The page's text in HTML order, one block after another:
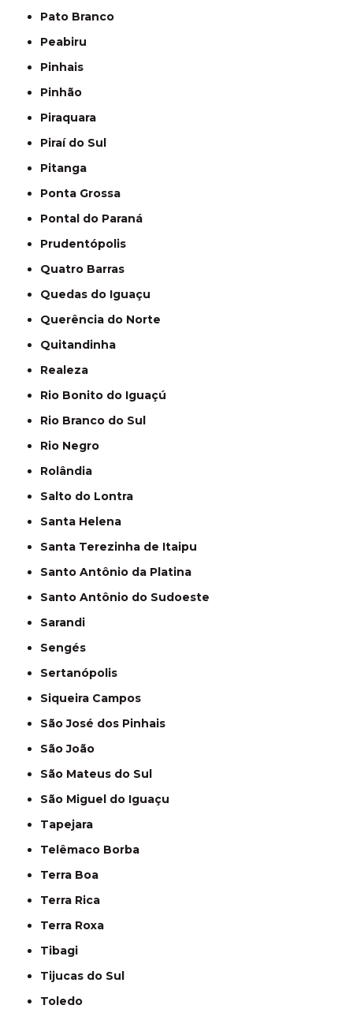
Pato Branco
Peabiru
Pinhais
Pinhão
Piraquara
Piraí do Sul
Pitanga
Ponta Grossa
Pontal do Paraná
Prudentópolis
Quatro Barras
Quedas do Iguaçu
Querência do Norte
Quitandinha
Realeza
Rio Bonito do Iguaçú
Rio Branco do Sul
Rio Negro
Rolândia
Salto do Lontra
Santa Helena
Santa Terezinha de Itaipu
Santo Antônio da Platina
Santo Antônio do Sudoeste
Sarandi
Sengés
Sertanópolis
Siqueira Campos
São José dos Pinhais
São João
São Mateus do Sul
São Miguel do Iguaçu
Tapejara
Telêmaco Borba
Terra Boa
Terra Rica
Terra Roxa
Tibagi
Tijucas do Sul
Toledo